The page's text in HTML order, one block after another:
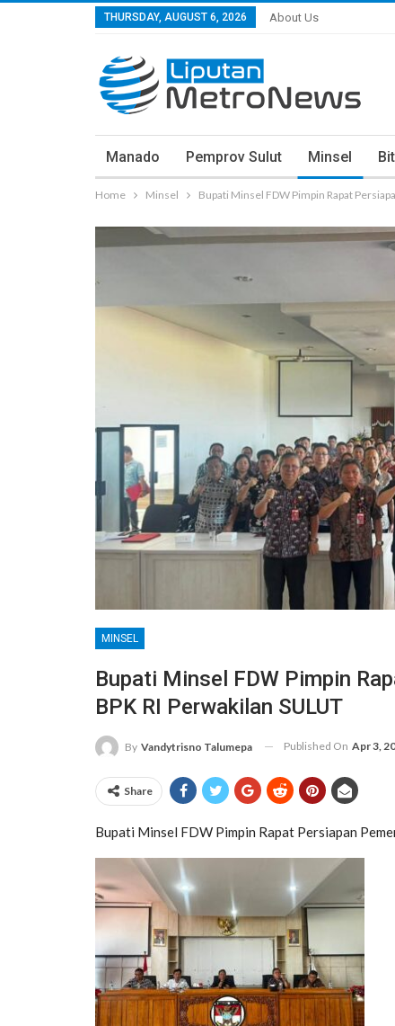
THURSDAY, AUGUST 6, 2026 About Us
Manado Pemprov Sulut Minsel
Home Minsel Bupati Minsel FDW Pimpin Rapat
MINSEL
Bupati Minsel FDW Pimpin
BPK RI Perwakilan SULUT
By Vandytrisno Talumepa Published On Apr 3,
Share
Bupati Minsel FDW Pimpin Rapat Persiapan